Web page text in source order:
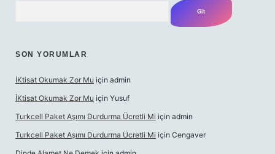
SON YORUMLAR
İKtisat Okumak Zor Mu için admin
İKtisat Okumak Zor Mu için Yusuf
Turkcell Paket Aşımı Durdurma Ücretli Mi için admin
Turkcell Paket Aşımı Durdurma Ücretli Mi için Cengaver